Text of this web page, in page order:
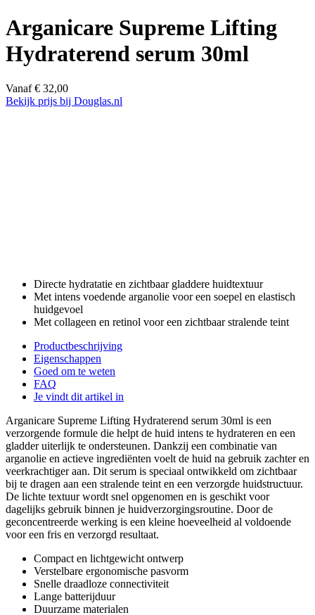
Arganicare Supreme Lifting
Hydraterend serum 30ml
Vanaf € 32,00
Bekijk prijs bij Douglas.nl
Directe hydratatie en zichtbaar gladdere huidtextuur
Met intens voedende arganolie voor een soepel en elastisch
huidgevoel
Met collageen en retinol voor een zichtbaar stralende teint
Productbeschrijving
Eigenschappen
Goed om te weten
FAQ
Je vindt dit artikel in
Arganicare Supreme Lifting Hydraterend serum 30ml is een
verzorgende formule die helpt de huid intens te hydrateren en een
gladder uiterlijk te ondersteunen. Dankzij een combinatie van
arganolie en actieve ingrediënten voelt de huid na gebruik zachter en
veerkrachtiger aan. Dit serum is speciaal ontwikkeld om zichtbaar
bij te dragen aan een stralende teint en een verzorgde huidstructuur.
De lichte textuur wordt snel opgenomen en is geschikt voor
dagelijks gebruik binnen je huidverzorgingsroutine. Door de
geconcentreerde werking is een kleine hoeveelheid al voldoende
voor een fris en verzorgd resultaat.
Compact en lichtgewicht ontwerp
Verstelbare ergonomische pasvorm
Snelle draadloze connectiviteit
Lange batterijduur
Duurzame materialen